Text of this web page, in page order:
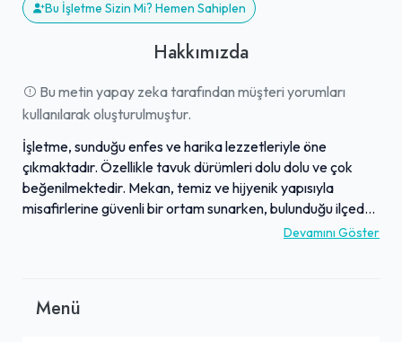
Bu İşletme Sizin Mi? Hemen Sahiplen
Hakkımızda
Bu metin yapay zeka tarafından müşteri yorumları
kullanılarak oluşturulmuştur.
İşletme, sunduğu enfes ve harika lezzetleriyle öne
çıkmaktadır. Özellikle tavuk dürümleri dolu dolu ve çok
beğenilmektedir. Mekan, temiz ve hijyenik yapısıyla
misafirlerine güvenli bir ortam sunarken, bulunduğu ilçede
modern ve ferah atmosferiyle dikkat çekmektedir.
gelmiştir.
Devamını Göster
Menü